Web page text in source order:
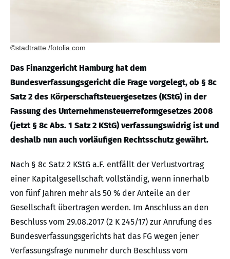
©stadtratte /fotolia.com
Das Finanzgericht Hamburg hat dem
Bundesverfassungsgericht die Frage vorgelegt, ob § 8c
Satz 2 des Körperschaftsteuergesetzes (KStG) in der
Fassung des Unternehmensteuerreformgesetzes 2008
(jetzt § 8c Abs. 1 Satz 2 KStG) verfassungswidrig ist und
deshalb nun auch vorläufigen Rechtsschutz gewährt.
Nach § 8c Satz 2 KStG a.F. entfällt der Verlustvortrag
einer Kapitalgesellschaft vollständig, wenn innerhalb
von fünf Jahren mehr als 50 % der Anteile an der
Gesellschaft übertragen werden. Im Anschluss an den
Beschluss vom 29.08.2017 (2 K 245/17) zur Anrufung des
Bundesverfassungsgerichts hat das FG wegen jener
Verfassungsfrage nunmehr durch Beschluss vom